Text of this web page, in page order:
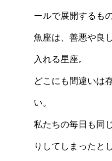
ールで展開するもの
魚座は、善悪や良
入れる星座。
どこにも間違いは
い。
私たちの毎日も同
りしてしまったと